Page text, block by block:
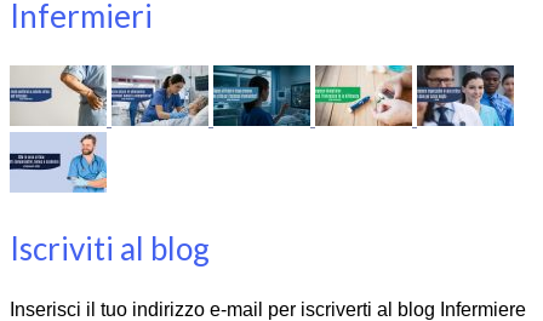
Infermieri
Iscriviti al blog
Inserisci il tuo indirizzo e-mail per iscriverti al blog Infermiere